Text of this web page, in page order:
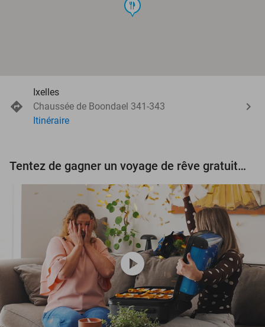
food
Ixelles
Chaussée de Boondael 341-343
Itinéraire
Tentez de gagner un voyage de rêve gratuit d'une valeur de 3.000 € !
play_circle